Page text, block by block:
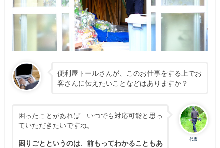
便利屋トールさんが、このお仕事をする上でお
客さんに伝えたいことなどはありますか？
代表
困ったことがあれば、いつでも対応可能と思っ
ていただきたいですね。
困りごとというのは、前もってわかることもあ